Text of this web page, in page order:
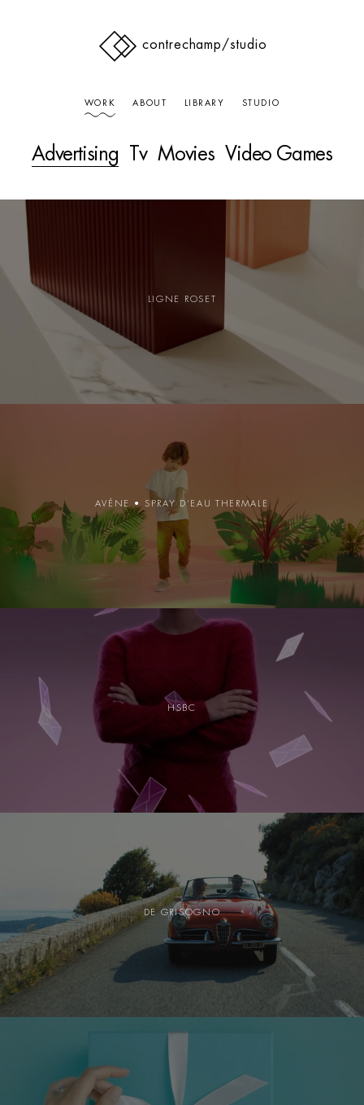
contrechamp/studio
WORK ABOUT LIBRARY STUDIO
Advertising Tv Movies Video Games
LIGNE ROSET
AVÈNE • SPRAY D'EAU THERMALE
HSBC
DE GRISOGNO